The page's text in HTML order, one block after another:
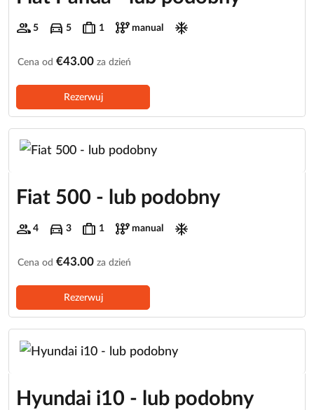
group 5 directions_car 5 trip 1 auto_transmission manual ac_unit
Cena od €43.00 za dzień
Rezerwuj
Fiat 500 - lub podobny
group 4 directions_car 3 trip 1 auto_transmission manual ac_unit
Cena od €43.00 za dzień
Rezerwuj
Hyundai i10 - lub podobny